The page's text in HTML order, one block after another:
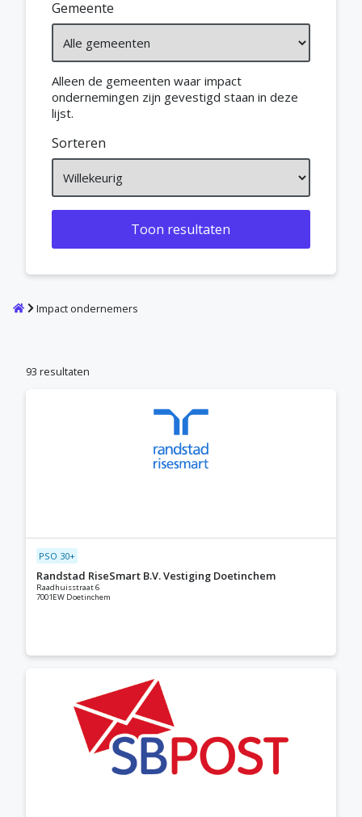
Gemeente
Alleen de gemeenten waar impact
ondernemingen zijn gevestigd staan in deze
lijst.
Sorteren
Toon resultaten
HomeImpact ondernemers
93 resultaten
PSO 30+
Randstad RiseSmart B.V. Vestiging Doetinchem
Raadhuisstraat 6
7001EW Doetinchem